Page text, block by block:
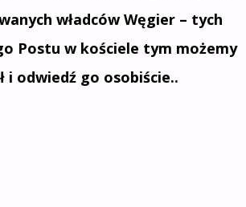
władców Węgier – tych
Postu w kościele tym możemy
i odwiedź go osobiście..